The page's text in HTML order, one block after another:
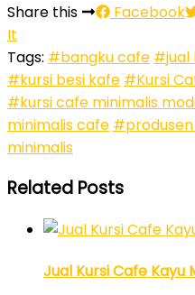
Share this Facebook
It
Tags: #bangku cafe #jual
#kursi besi kafe #Kursi
#kursi cafe minimalis
minimalis cafe
minimalis
Related Posts
Jual Kursi Cafe Kayu